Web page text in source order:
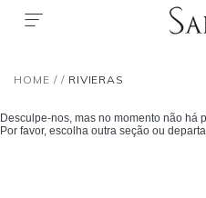
HOME / / RIVIERAS
Desculpe-nos, mas no momento não há
Por favor, escolha outra seção ou